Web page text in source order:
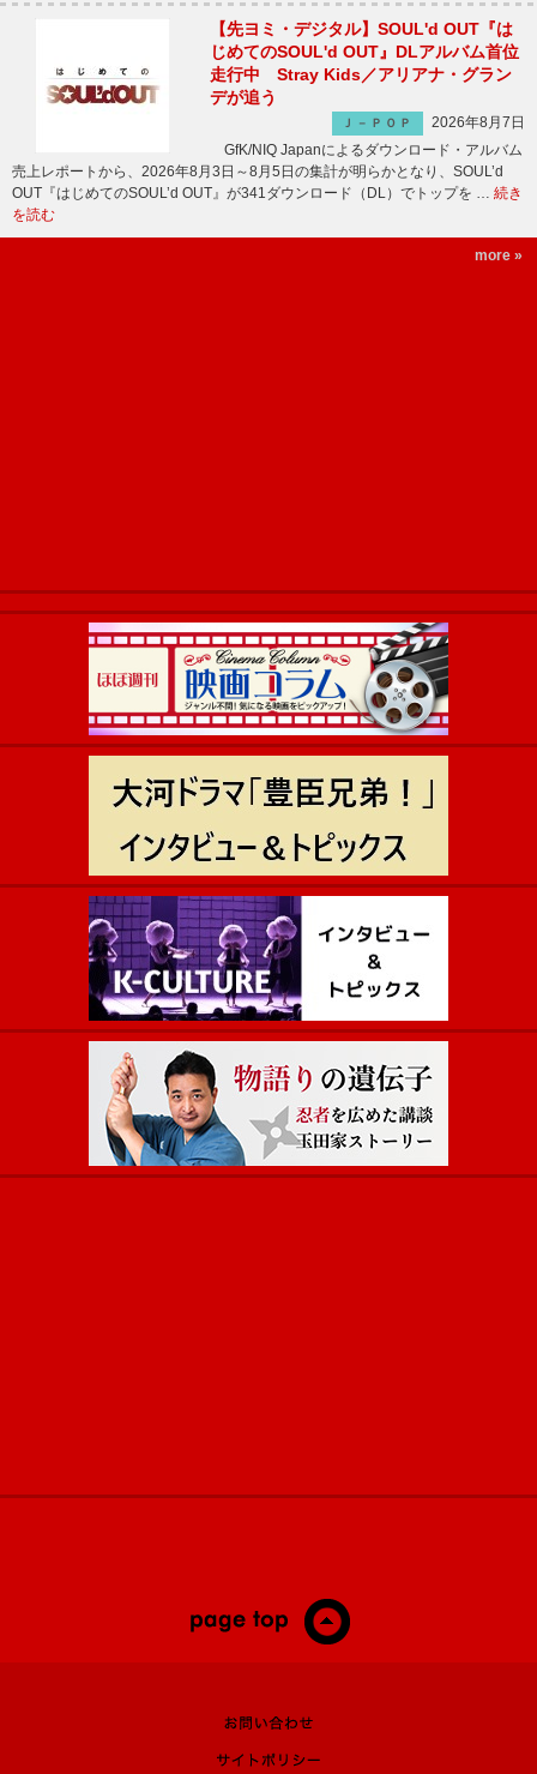
【先ヨミ・デジタル】SOUL'd OUT『は
じめてのSOUL'd OUT』DLアルバム首位
走行中 Stray Kids／アリアナ・グラン
デが追う
Ｊ－ＰＯＰ
2026年8月7日
GfK/NIQ Japanによるダウンロード・アルバム
売上レポートから、2026年8月3日～8月5日の集計が明らかとなり、SOUL’d
OUT『はじめてのSOUL’d OUT』が341ダウンロード（DL）でトップを … 続き
を読む
more »